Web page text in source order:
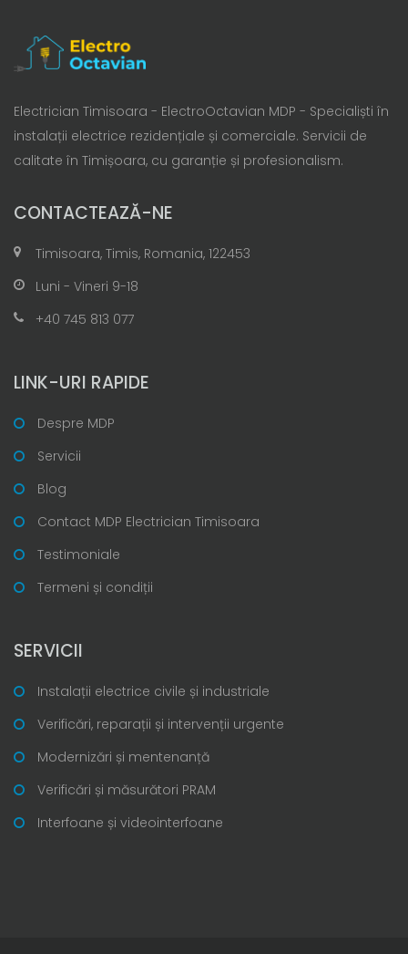
Electrician Timisoara - ElectroOctavian MDP - Specialiști în
instalații electrice rezidențiale și comerciale. Servicii de
calitate în Timișoara, cu garanție și profesionalism.
CONTACTEAZĂ-NE
Timisoara, Timis, Romania, 122453
Luni - Vineri 9-18
+40 745 813 077
LINK-URI RAPIDE
Despre MDP
Servicii
Blog
Contact MDP Electrician Timisoara
Testimoniale
Termeni și condiții
SERVICII
Instalații electrice civile și industriale
Verificări, reparații și intervenții urgente
Modernizări și mentenanță
Verificări și măsurători PRAM
Interfoane și videointerfoane